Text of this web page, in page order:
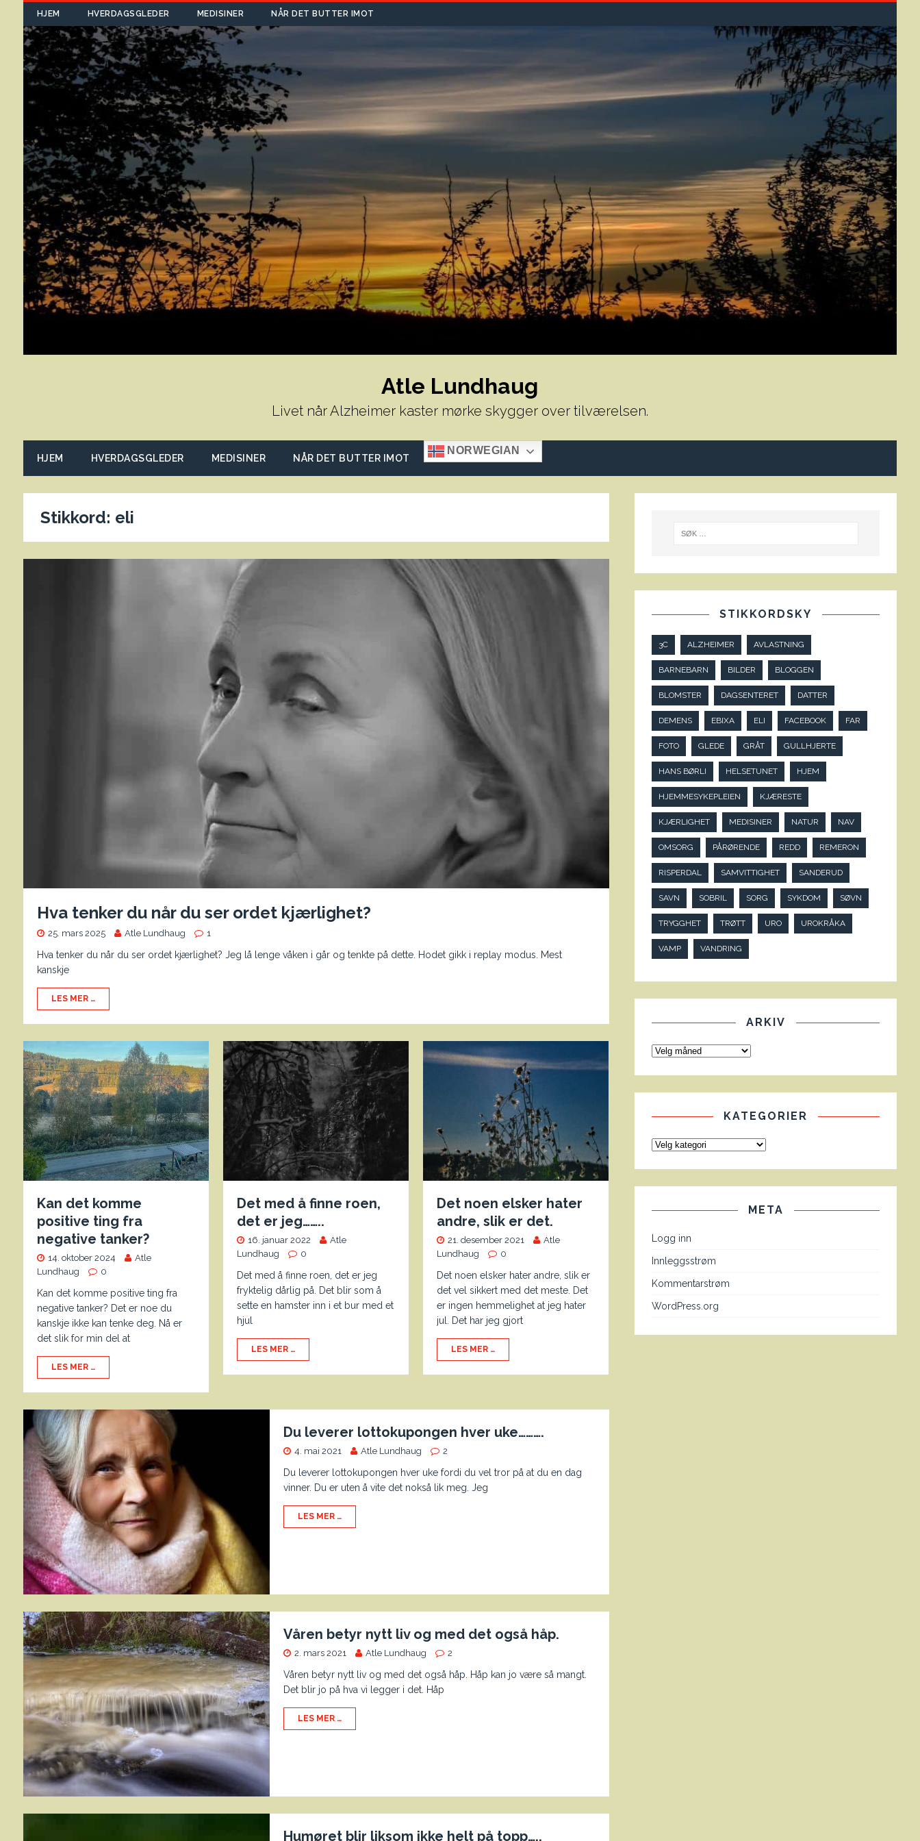
HJEM HVERDAGSGLEDER MEDISINER NÅR DET BUTTER IMOT
Atle Lundhaug
Livet når Alzheimer kaster mørke skygger over tilværelsen.
HJEM HVERDAGSGLEDER MEDISINER NÅR DET BUTTER IMOT
NORWEGIAN
Stikkord: eli
Hva tenker du når du ser ordet kjærlighet?
25. mars 2025 Atle Lundhaug 1
Hva tenker du når du ser ordet kjærlighet? Jeg lå lenge våken i går og tenkte på dette. Hodet gikk i replay modus. Mest
kanskje
LES MER …
Kan det komme
positive ting fra
negative tanker?
14. oktober 2024
Atle
Lundhaug
0
Kan det komme positive ting fra
negative tanker? Det er noe du
kanskje ikke kan tenke deg. Nå er
det slik for min del at
LES MER …
Det med å finne roen,
det er jeg……..
16. januar 2022
Atle
Lundhaug
0
Det med å finne roen, det er jeg
fryktelig dårlig på. Det blir som å
sette en hamster inn i et bur med et
hjul
LES MER …
Det noen elsker hater
andre, slik er det.
21. desember 2021
Atle
Lundhaug
0
Det noen elsker hater andre, slik er
det vel sikkert med det meste. Det
er ingen hemmelighet at jeg hater
jul. Det har jeg gjort
LES MER …
Du leverer lottokupongen hver uke……….
4. mai 2021 Atle Lundhaug 2
Du leverer lottokupongen hver uke fordi du vel tror på at du en dag
vinner. Du er uten å vite det nokså lik meg. Jeg
LES MER …
Våren betyr nytt liv og med det også håp.
2. mars 2021 Atle Lundhaug 2
Våren betyr nytt liv og med det også håp. Håp kan jo være så mangt.
Det blir jo på hva vi legger i det. Håp
LES MER …
Humøret blir liksom ikke helt på topp…..
STIKKORDSKY
3C ALZHEIMER AVLASTNING
BARNEBARN BILDER BLOGGEN
BLOMSTER DAGSENTERET DATTER
DEMENS EBIXA ELI FACEBOOK FAR
FOTO GLEDE GRÅT GULLHJERTE
HANS BØRLI HELSETUNET HJEM
HJEMMESYKEPLEIEN KJÆRESTE
KJÆRLIGHET MEDISINER NATUR NAV
OMSORG PÅRØRENDE REDD REMERON
RISPERDAL SAMVITTIGHET SANDERUD
SAVN SOBRIL SORG SYKDOM SØVN
TRYGGHET TRØTT URO UROKRÅKA
VAMP VANDRING
ARKIV
KATEGORIER
META
Logg inn
Innleggsstrøm
Kommentarstrøm
WordPress.org